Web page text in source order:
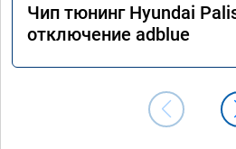
Чип тюнинг Hyundai
отключение adblue